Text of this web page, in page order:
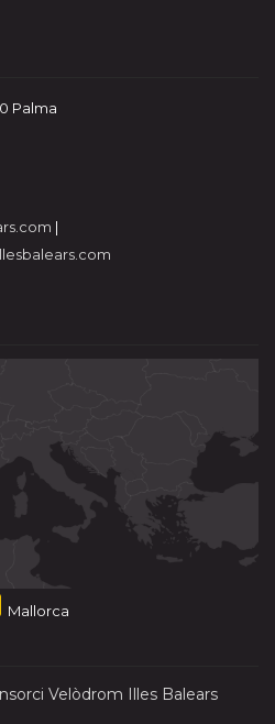
Palma
|
Mallorca
Velòdrom Illes Balears